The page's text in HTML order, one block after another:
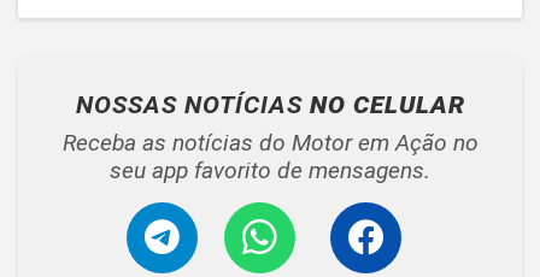
NOSSAS NOTÍCIAS NO CELULAR
Receba as notícias do Motor em Ação no
seu app favorito de mensagens.